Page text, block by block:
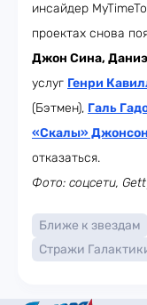
инсайдер
проектах снова
Джон Сина,
услуг Генри
(Бэтмен), Галь
«Скалы»
отказаться.
Фото: соцсети,
Ближе к звездам
Стражи